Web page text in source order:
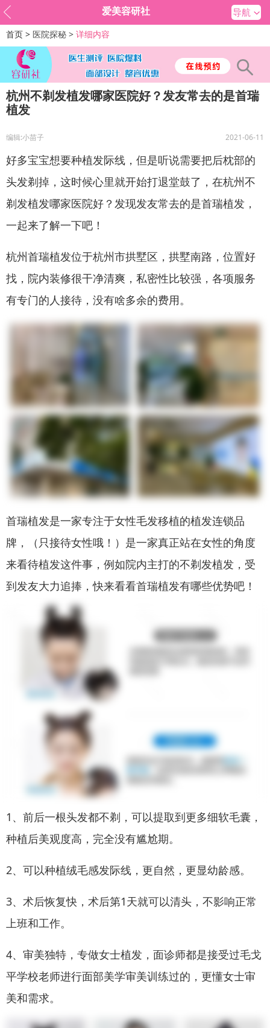
爱美容研社 导航
首页 > 医院探秘 > 详细内容
​杭州不剃发植发哪家医院好？发友常去的是首瑞
植发
编辑:小苗子 2021-06-11
好多宝宝想要种植发际线，但是听说需要把后枕部的
头发剃掉，这时候心里就开始打退堂鼓了，在杭州不
剃发植发哪家医院好？发现发友常去的是首瑞植发，
一起来了解一下吧！
杭州首瑞植发位于杭州市拱墅区，拱墅南路，位置好
找，院内装修很干净清爽，私密性比较强，各项服务
有专门的人接待，没有啥多余的费用。
首瑞植发是一家专注于女性毛发移植的植发连锁品
牌，（只接待女性哦！）是一家真正站在女性的角度
来看待植发这件事，例如院内主打的不剃发植发，受
到发友大力追捧，快来看看首瑞植发有哪些优势吧！
1、前后一根头发都不剃，可以提取到更多细软毛囊，
种植后美观度高，完全没有尴尬期。
2、可以种植绒毛感发际线，更自然，更显幼龄感。
3、术后恢复快，术后第1天就可以清头，不影响正常
上班和工作。
4、审美独特，专做女士植发，面诊师都是接受过毛戈
平学校老师进行面部美学审美训练过的，更懂女士审
美和需求。